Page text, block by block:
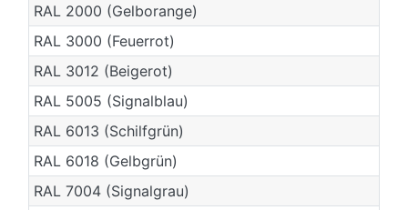
RAL 2000 (Gelborange)
RAL 3000 (Feuerrot)
RAL 3012 (Beigerot)
RAL 5005 (Signalblau)
RAL 6013 (Schilfgrün)
RAL 6018 (Gelbgrün)
RAL 7004 (Signalgrau)